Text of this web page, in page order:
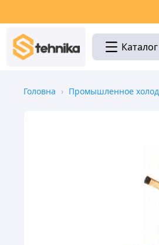
Каталог
Головна › Промышленное